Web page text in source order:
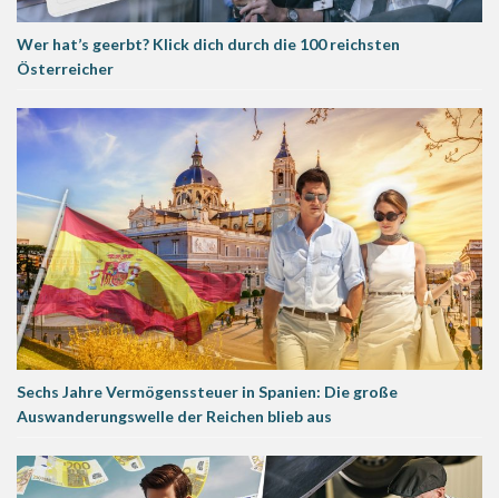
Wer hat’s geerbt? Klick dich durch die 100 reichsten
Österreicher
Sechs Jahre Vermögenssteuer in Spanien: Die große
Auswanderungswelle der Reichen blieb aus